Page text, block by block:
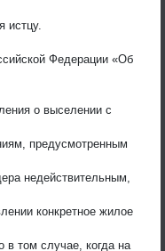
истцу.
Федерации «Об
о выселении с
предусмотренным
недействительным,
конкретное жилое
том случае, когда на